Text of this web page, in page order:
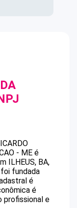
- ME é
ILHEUS, BA,
fundada
é
é
profissional e